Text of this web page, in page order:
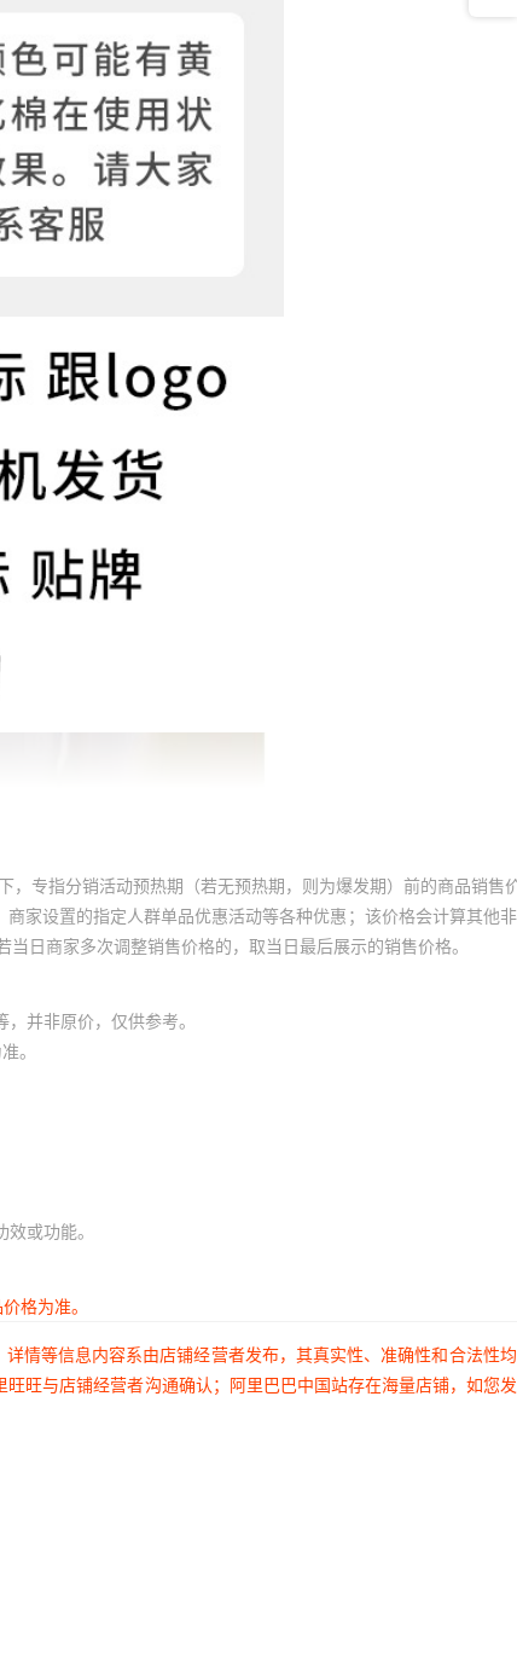
，专指分销活动预热期（若无预热期，则为爆发期）前的商品销售
家设置的指定人群单品优惠活动等各种优惠；该价格会计算其他
日商家多次调整销售价格的，取当日最后展示的销售价格。
并非原价，仅供参考。
。
或功能。
格为准。
情等信息内容系由店铺经营者发布，其真实性、准确性和合法性
旺与店铺经营者沟通确认；阿里巴巴中国站存在海量店铺，如您